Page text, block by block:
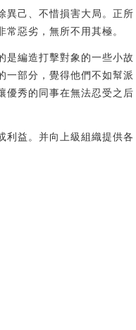
異己、不惜損害大局。正所
惡劣，無所不用其極。
是編造打擊對象的一些小故
一部分，覺得他們不如幫派
優秀的同事在無法忍受之后
利益。并向上級組織提供各